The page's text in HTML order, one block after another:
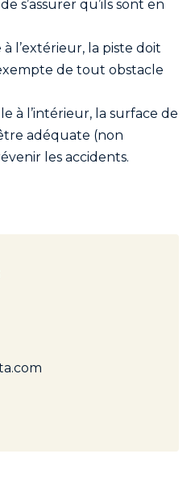
s’assurer qu’ils sont en
l’extérieur, la piste doit
de tout obstacle
à l’intérieur, la surface de
être adéquate (non
les accidents.